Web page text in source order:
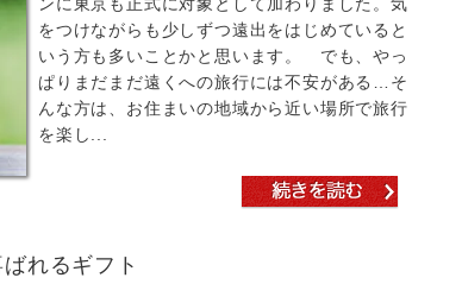
をつけながらも少しずつ遠出をはじめていると
いう方も多いことかと思います。 でも、やっ
ぱりまだまだ遠くへの旅行には不安がある…そ
んな方は、お住まいの地域から近い場所で旅行
を楽し...
れるギフト